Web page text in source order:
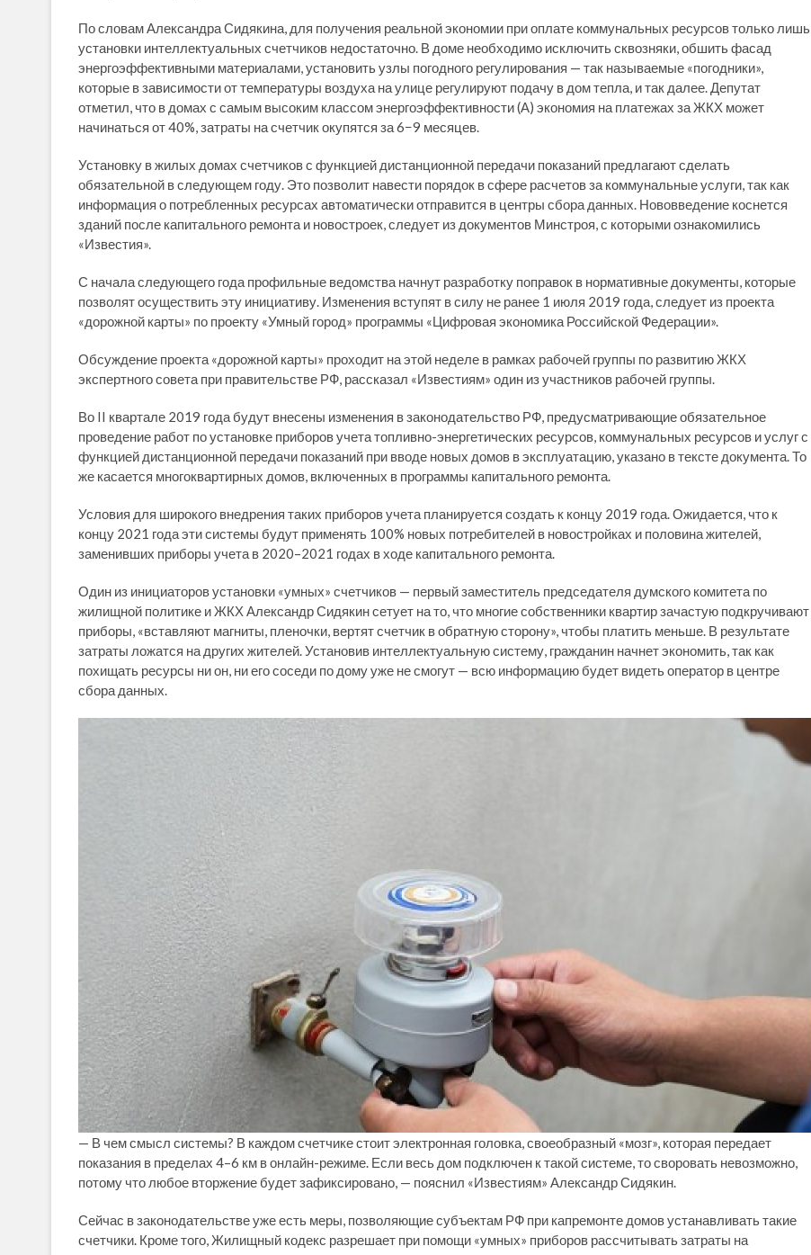
По словам Александра Сидякина, для получения реальной экономии при оплате коммунальных ресурсов только лишь
установки интеллектуальных счетчиков недостаточно. В доме необходимо исключить сквозняки, обшить фасад
энергоэффективными материалами, установить узлы погодного регулирования — так называемые «погодники»,
которые в зависимости от температуры воздуха на улице регулируют подачу в дом тепла, и так далее. Депутат
отметил, что в домах с самым высоким классом энергоэффективности (А) экономия на платежах за ЖКХ может
начинаться от 40%, затраты на счетчик окупятся за 6−9 месяцев.
Установку в жилых домах счетчиков с функцией дистанционной передачи показаний предлагают сделать
обязательной в следующем году. Это позволит навести порядок в сфере расчетов за коммунальные услуги, так как
информация о потребленных ресурсах автоматически отправится в центры сбора данных. Нововведение коснется
зданий после капитального ремонта и новостроек, следует из документов Минстроя, с которыми ознакомились
«Известия».
С начала следующего года профильные ведомства начнут разработку поправок в нормативные документы, которые
позволят осуществить эту инициативу. Изменения вступят в силу не ранее 1 июля 2019 года, следует из проекта
«дорожной карты» по проекту «Умный город» программы «Цифровая экономика Российской Федерации».
Обсуждение проекта «дорожной карты» проходит на этой неделе в рамках рабочей группы по развитию ЖКХ
экспертного совета при правительстве РФ, рассказал «Известиям» один из участников рабочей группы.
Во II квартале 2019 года будут внесены изменения в законодательство РФ, предусматривающие обязательное
проведение работ по установке приборов учета топливно-энергетических ресурсов, коммунальных ресурсов и услуг с
функцией дистанционной передачи показаний при вводе новых домов в эксплуатацию, указано в тексте документа. То
же касается многоквартирных домов, включенных в программы капитального ремонта.
Условия для широкого внедрения таких приборов учета планируется создать к концу 2019 года. Ожидается, что к
концу 2021 года эти системы будут применять 100% новых потребителей в новостройках и половина жителей,
заменивших приборы учета в 2020–2021 годах в ходе капитального ремонта.
Один из инициаторов установки «умных» счетчиков — первый заместитель председателя думского комитета по
жилищной политике и ЖКХ Александр Сидякин сетует на то, что многие собственники квартир зачастую подкручивают
приборы, «вставляют магниты, пленочки, вертят счетчик в обратную сторону», чтобы платить меньше. В результате
затраты ложатся на других жителей. Установив интеллектуальную систему, гражданин начнет экономить, так как
похищать ресурсы ни он, ни его соседи по дому уже не смогут — всю информацию будет видеть оператор в центре
сбора данных.
— В чем смысл системы? В каждом счетчике стоит электронная головка, своеобразный «мозг», которая передает
показания в пределах 4–6 км в онлайн-режиме. Если весь дом подключен к такой системе, то своровать невозможно,
потому что любое вторжение будет зафиксировано, — пояснил «Известиям» Александр Сидякин.
Сейчас в законодательстве уже есть меры, позволяющие субъектам РФ при капремонте домов устанавливать такие
счетчики. Кроме того, Жилищный кодекс разрешает при помощи «умных» приборов рассчитывать затраты на